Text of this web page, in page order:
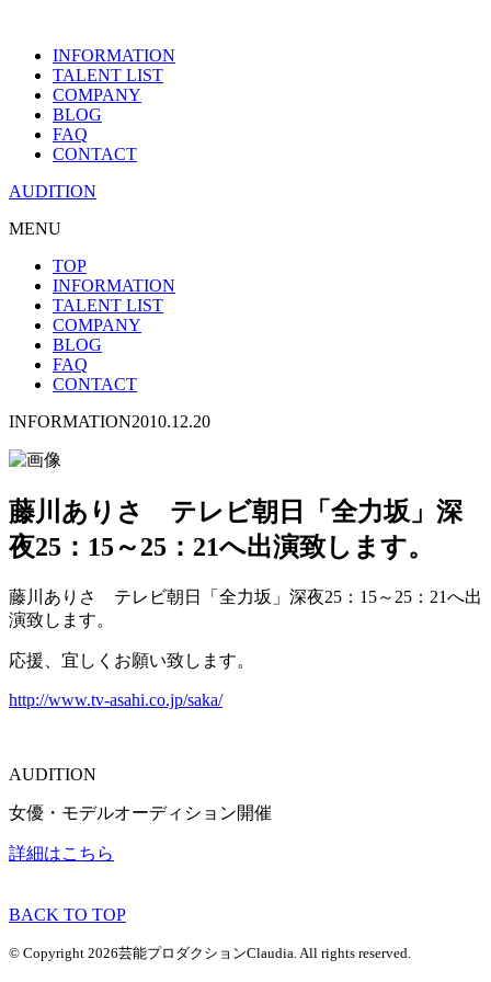
INFORMATION
TALENT LIST
COMPANY
BLOG
FAQ
CONTACT
AUDITION
MENU
TOP
INFORMATION
TALENT LIST
COMPANY
BLOG
FAQ
CONTACT
INFORMATION2010.12.20
藤川ありさ テレビ朝日「全力坂」深
夜25：15～25：21へ出演致します。
藤川ありさ テレビ朝日「全力坂」深夜25：15～25：21へ出
演致します。
応援、宜しくお願い致します。
http://www.tv-asahi.co.jp/saka/
AUDITION
女優・モデルオーディション開催
詳細はこちら
BACK TO TOP
© Copyright 2026芸能プロダクションClaudia. All rights reserved.